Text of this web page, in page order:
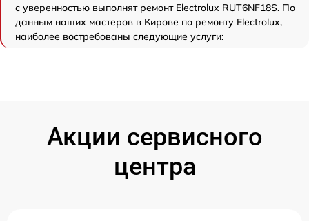
с уверенностью выполнят ремонт Electrolux RUT6NF18S. По
данным наших мастеров в Кирове по ремонту Electrolux,
наиболее востребованы следующие услуги:
Акции сервисного
центра